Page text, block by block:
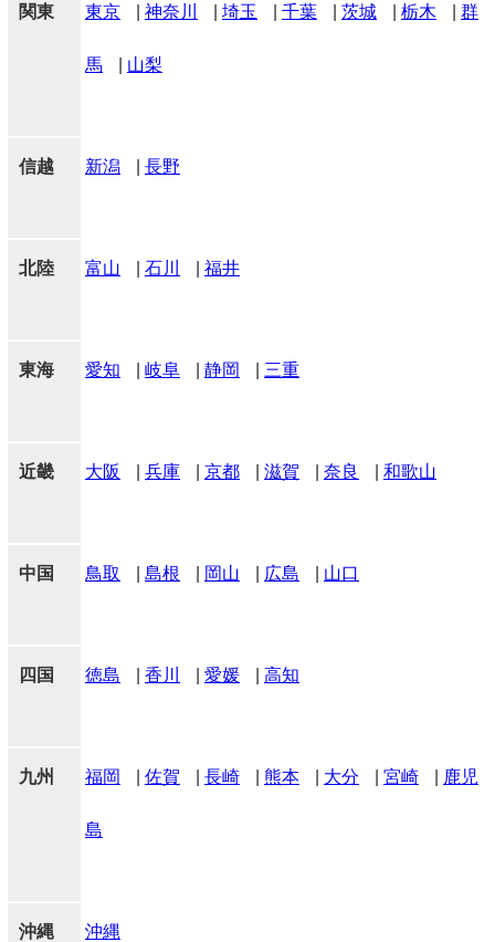
関東 東京 神奈川 埼玉 千葉 茨城 栃木 群
馬 山梨
信越 新潟 長野
北陸 富山 石川 福井
東海 愛知 岐阜 静岡 三重
近畿 大阪 兵庫 京都 滋賀 奈良 和歌山
中国 鳥取 島根 岡山 広島 山口
四国 徳島 香川 愛媛 高知
九州 福岡 佐賀 長崎 熊本 大分 宮崎 鹿児
島
沖縄 沖縄